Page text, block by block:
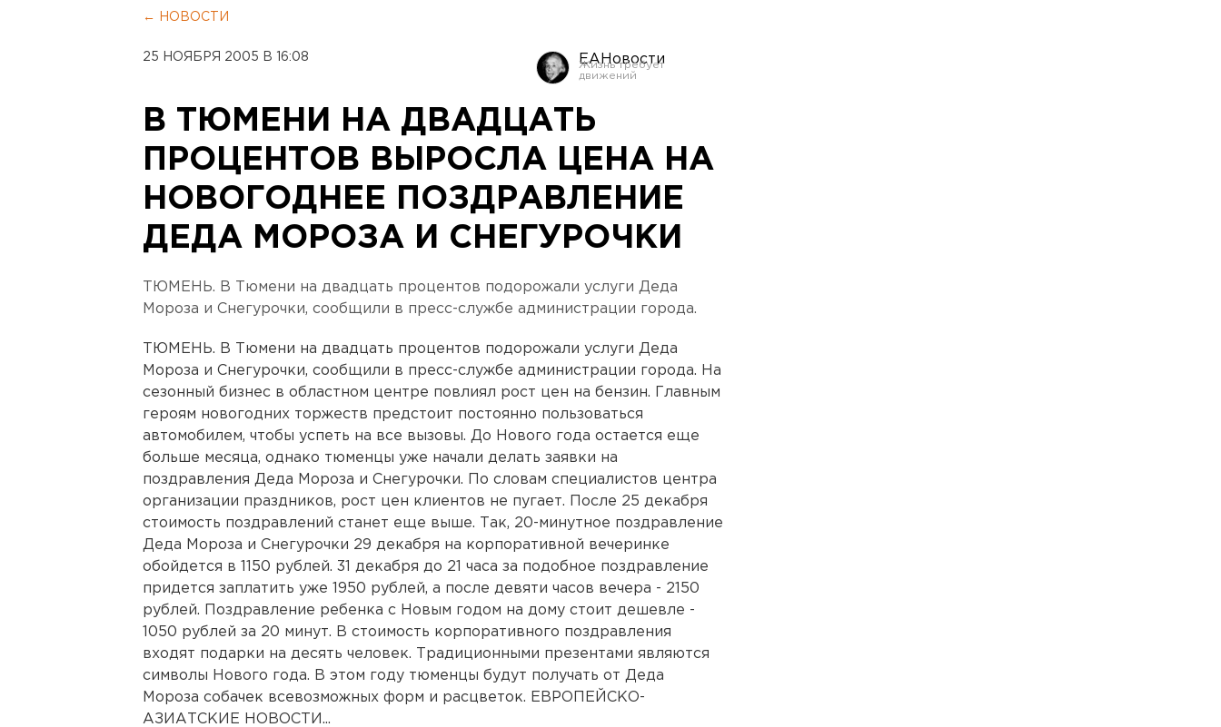
← НОВОСТИ
25 НОЯБРЯ 2005 В 16:08 ЕАНовости
В ТЮМЕНИ НА ДВАДЦАТЬ
ПРОЦЕНТОВ ВЫРОСЛА ЦЕНА НА
НОВОГОДНЕЕ ПОЗДРАВЛЕНИЕ
ДЕДА МОРОЗА И СНЕГУРОЧКИ
ТЮМЕНЬ. В Тюмени на двадцать процентов подорожали услуги Деда
Мороза и Снегурочки, сообщили в пресс-службе администрации города.
ТЮМЕНЬ. В Тюмени на двадцать процентов подорожали услуги Деда
Мороза и Снегурочки, сообщили в пресс-службе администрации города. На
сезонный бизнес в областном центре повлиял рост цен на бензин. Главным
героям новогодних торжеств предстоит постоянно пользоваться
автомобилем, чтобы успеть на все вызовы. До Нового года остается еще
больше месяца, однако тюменцы уже начали делать заявки на
поздравления Деда Мороза и Снегурочки. По словам специалистов центра
организации праздников, рост цен клиентов не пугает. После 25 декабря
стоимость поздравлений станет еще выше. Так, 20-минутное поздравление
Деда Мороза и Снегурочки 29 декабря на корпоративной вечеринке
обойдется в 1150 рублей. 31 декабря до 21 часа за подобное поздравление
придется заплатить уже 1950 рублей, а после девяти часов вечера - 2150
рублей. Поздравление ребенка с Новым годом на дому стоит дешевле -
1050 рублей за 20 минут. В стоимость корпоративного поздравления
входят подарки на десять человек. Традиционными презентами являются
символы Нового года. В этом году тюменцы будут получать от Деда
Мороза собачек всевозможных форм и расцветок. ЕВРОПЕЙСКО-
АЗИАТСКИЕ НОВОСТИ...